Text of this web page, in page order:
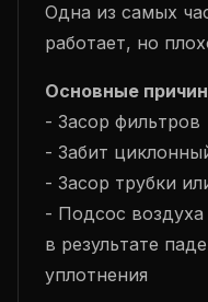
Одна из самых
работает, но
Основные
- Засор фильтров
- Забит
- Засор трубки
- Подсос
в результате
уплотнения